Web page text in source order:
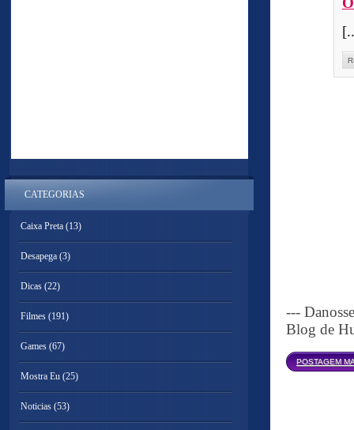
---
Blog de
POSTAGEM
CATEGORIAS
Caixa Preta (13)
Desapega (3)
Dicas (22)
Filmes (191)
Games (67)
Mostra Eu (25)
Noticias (53)